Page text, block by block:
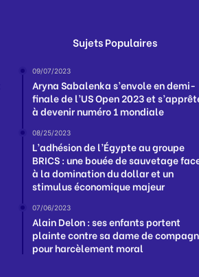
Sujets Populaires
09/07/2023
Aryna Sabalenka s’envole en demi-
finale de l’US Open 2023 et
à devenir numéro 1 mondiale
08/25/2023
L’adhésion de l’Égypte au groupe
BRICS : une bouée de sauvetage
à la domination du dollar et un
stimulus économique majeur
07/06/2023
Alain Delon : ses enfants portent
plainte contre sa dame de
pour harcèlement moral